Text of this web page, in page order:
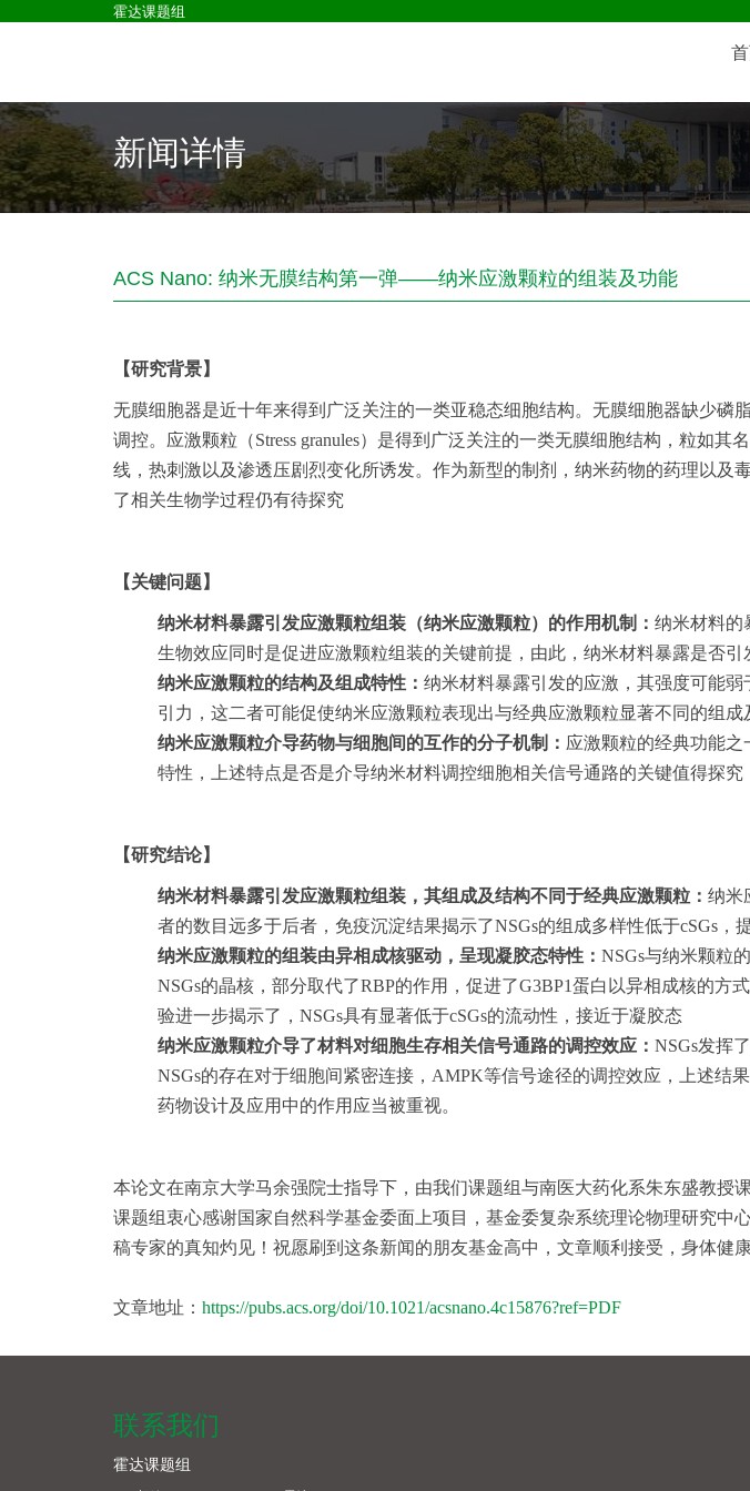
霍达课题组
新闻详情
ACS Nano: 纳米无膜结构第一弹——纳米应激颗粒的组装及功能
【研究背景】
无膜细胞器是近十年来得到广泛关注的一类亚稳态细胞结构。无膜细胞器缺少
调控。应激颗粒（Stress granules）是得到广泛关注的一类无膜细胞结构，粒如
线，热刺激以及渗透压剧烈变化所诱发。作为新型的制剂，纳米药物的药理以
了相关生物学过程仍有待探究
【关键问题】
纳米材料暴露引发应激颗粒组装（纳米应激颗粒）的作用机制： 纳米材料的
生物效应同时是促进应激颗粒组装的关键前提，由此，纳米材料暴露是否
纳米应激颗粒的结构及组成特性： 纳米材料暴露引发的应激，其强度可能
引力，这二者可能促使纳米应激颗粒表现出与经典应激颗粒显著不同的组成
纳米应激颗粒介导药物与细胞间的互作的分子机制： 应激颗粒的经典功能
特性，上述特点是否是介导纳米材料调控细胞相关信号通路的关键值得探究
【研究结论】
纳米材料暴露引发应激颗粒组装，其组成及结构不同于经典应激颗粒： 纳米
者的数目远多于后者，免疫沉淀结果揭示了NSGs的组成多样性低于cSGs
纳米应激颗粒的组装由异相成核驱动，呈现凝胶态特性： NSGs与纳米颗粒
NSGs的晶核，部分取代了RBP的作用，促进了G3BP1蛋白以异相成核的方
验进一步揭示了，NSGs具有显著低于cSGs的流动性，接近于凝胶态
纳米应激颗粒介导了材料对细胞生存相关信号通路的调控效应： NSGs发挥
NSGs的存在对于细胞间紧密连接，AMPK等信号途径的调控效应，上述结
药物设计及应用中的作用应当被重视。
本论文在南京大学马余强院士指导下，由我们课题组与南医大药化系朱东盛教授
课题组衷心感谢国家自然科学基金委面上项目，基金委复杂系统理论物理研究中
稿专家的真知灼见！祝愿刷到这条新闻的朋友基金高中，文章顺利接受，身体健
文章地址： https://pubs.acs.org/doi/10.1021/acsnano.4c15876?ref=PDF
联系我们
霍达课题组